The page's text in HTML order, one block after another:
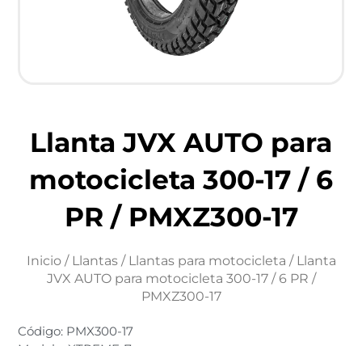
Llanta JVX AUTO para
motocicleta 300-17 / 6
PR / PMXZ300-17
Inicio/ Llantas/ Llantas para motocicleta / Llanta
JVX AUTO para motocicleta 300-17 / 6 PR /
PMXZ300-17
Código: PMX300-17